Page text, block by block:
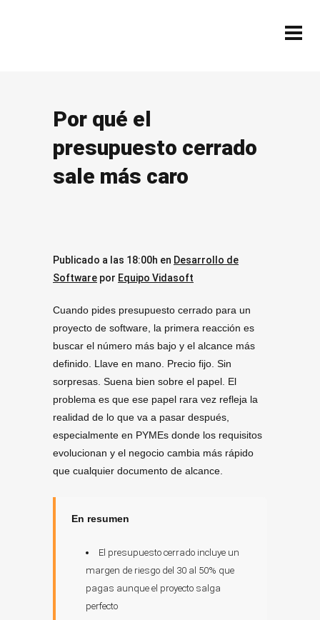
Por qué el
presupuesto cerrado
sale más caro
Publicado a las 18:00h en Desarrollo de
Software por Equipo Vidasoft
Cuando pides presupuesto cerrado para un
proyecto de software, la primera reacción es
buscar el número más bajo y el alcance más
definido. Llave en mano. Precio fijo. Sin
sorpresas. Suena bien sobre el papel. El
problema es que ese papel rara vez refleja la
realidad de lo que va a pasar después,
especialmente en PYMEs donde los requisitos
evolucionan y el negocio cambia más rápido
que cualquier documento de alcance.
En resumen
El presupuesto cerrado incluye un
margen de riesgo del 30 al 50% que
pagas aunque el proyecto salga
perfecto